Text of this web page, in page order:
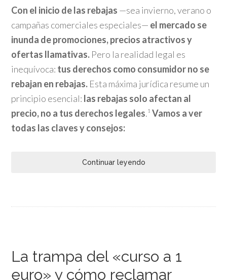
Con el inicio de las rebajas —sea invierno, verano o
campañas comerciales especiales— el mercado se
inunda de promociones, precios atractivos y
ofertas llamativas. Pero la realidad legal es
inequívoca: tus derechos como consumidor no se
rebajan en rebajas. Esta máxima jurídica resume un
principio esencial: las rebajas solo afectan al
precio, no a tus derechos legales.¹Vamos a ver
todas las claves y consejos:
Continuar leyendo
La trampa del «curso a 1
euro» y cómo reclamar